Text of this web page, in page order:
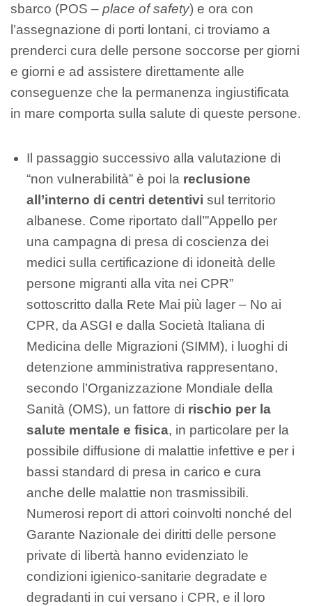
sbarco (POS – place of safety) e ora con
l’assegnazione di porti lontani, ci troviamo a
prenderci cura delle persone soccorse per giorni
e giorni e ad assistere direttamente alle
conseguenze che la permanenza ingiustificata
in mare comporta sulla salute di queste persone.
Il passaggio successivo alla valutazione di
“non vulnerabilità” è poi la reclusione
all’interno di centri detentivi sul territorio
albanese. Come riportato dall’”Appello per
una campagna di presa di coscienza dei
medici sulla certificazione di idoneità delle
persone migranti alla vita nei CPR”
sottoscritto dalla Rete Mai più lager – No ai
CPR, da ASGI e dalla Società Italiana di
Medicina delle Migrazioni (SIMM), i luoghi di
detenzione amministrativa rappresentano,
secondo l’Organizzazione Mondiale della
Sanità (OMS), un fattore di rischio per la
salute mentale e fisica, in particolare per la
possibile diffusione di malattie infettive e per i
bassi standard di presa in carico e cura
anche delle malattie non trasmissibili.
Numerosi report di attori coinvolti nonché del
Garante Nazionale dei diritti delle persone
private di libertà hanno evidenziato le
condizioni igienico-sanitarie degradate e
degradanti in cui versano i CPR, e il loro